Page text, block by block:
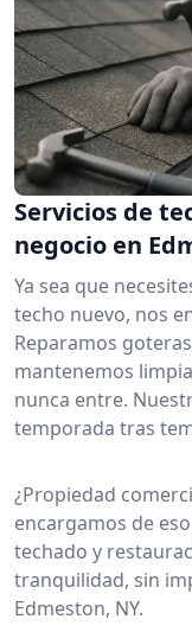
Servicios de
negocio en
Ya sea que
techo nuevo, nos
Reparamos
mantenemos
nunca entre.
temporada tras
¿Propiedad
encargamos de
techado y
tranquilidad, sin
Edmeston, NY.